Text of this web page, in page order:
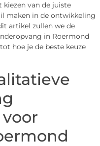
kiezen van de juiste
maken in de ontwikkeling
artikel zullen we de
in Roermond
hoe je de beste keuze